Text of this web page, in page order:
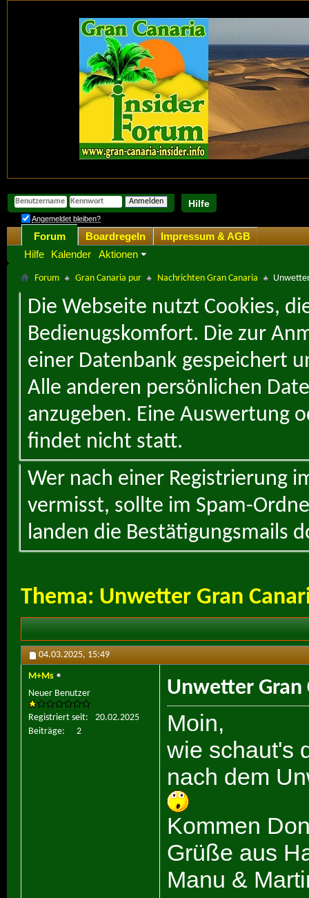
Hilfe
Angemeldet bleiben?
Forum
Hilfe
Kalender Aktionen
Boardregeln Impressum & AGB
Forum Gran Canaria pur Nachrichten Gran Canaria
Die Webseite nutzt Cookies,
Bedienugskomfort. Die zur
einer Datenbank gespeichert
Alle anderen persönlichen
anzugeben. Eine Auswertung
findet nicht statt.
Wer nach einer Registrierung
vermisst, sollte im Spam-
landen die Bestätigungsmails
Thema: Unwetter Gran
04.03.2025, 15:49
M+Ms
Neuer Benutzer
Registriert seit
20.02.2025
Beiträge
2
Unwetter Gran
Moin,
wie schaut's
nach dem
Kommen
Grüße aus
Manu &